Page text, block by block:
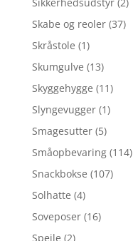
Skabe og reoler (37)
Skråstole (1)
Skumgulve (13)
Skyggehygge (11)
Slyngevugger (1)
Smagesutter (5)
Småopbevaring (114)
Snackbokse (107)
Solhatte (4)
Soveposer (16)
Spejle (2)